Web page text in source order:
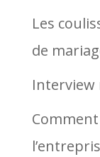
Les
de
Interview
Comment